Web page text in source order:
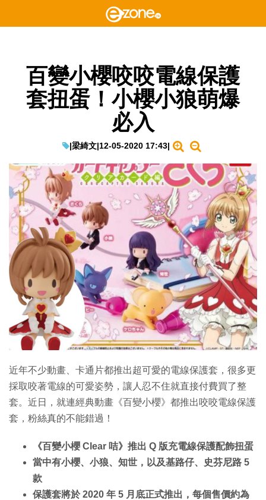
百變小櫻咬咬電線保護
套扭蛋！小櫻小狼萌爆
必入
|梁綺文|12-05-2020 17:43|
近年不少動畫、卡通片都推出超可愛的電線保護套，很多更
採取咬著電線的可愛姿勢，讓人忍不住就直接付費買了整
套。近日，就連經典動畫《百變小櫻》都推出咬咬電線保護
套，粉絲真的不能錯過！
《百變小櫻 Clear 咭》推出 Q 版充電線保護配飾扭蛋
當中有小櫻、小狼、知世，以及基路仔、史芬尼路 5
款
保護套將於 2020 年 5 月底正式推出，每個售價約為